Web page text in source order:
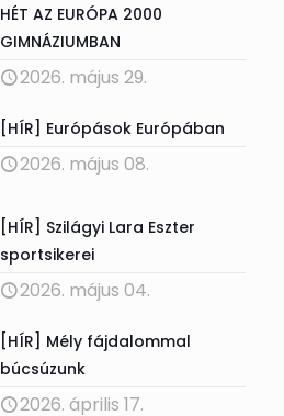
HÉT AZ EURÓPA 2000
GIMNÁZIUMBAN
2026. május 29.
[HÍR] Európások Európában
2026. május 08.
[HÍR] Szilágyi Lara Eszter
sportsikerei
2026. május 04.
[HÍR] Mély fájdalommal
búcsúzunk
2026. április 17.